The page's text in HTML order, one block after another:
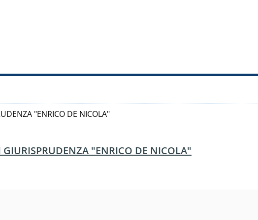
"ENRICO DE NICOLA"
"ENRICO DE NICOLA"